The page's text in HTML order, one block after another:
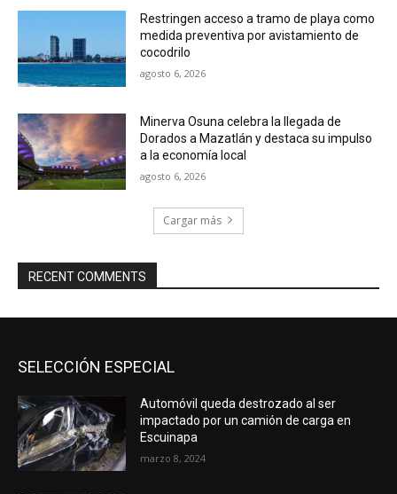
Restringen acceso a tramo de playa como
medida preventiva por avistamiento de
cocodrilo
agosto 6, 2026
Minerva Osuna celebra la llegada de
Dorados a Mazatlán y destaca su impulso
a la economía local
agosto 6, 2026
Cargar más
RECENT COMMENTS
SELECCIÓN ESPECIAL
Automóvil queda destrozado al ser
impactado por un camión de carga en
Escuinapa
marzo 8, 2024